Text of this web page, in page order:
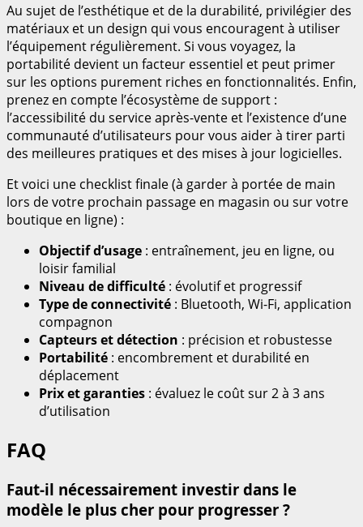
Au sujet de l’esthétique et de la durabilité, privilégier des
matériaux et un design qui vous encouragent à utiliser
l’équipement régulièrement. Si vous voyagez, la
portabilité devient un facteur essentiel et peut primer
sur les options purement riches en fonctionnalités. Enfin,
prenez en compte l’écosystème de support :
l’accessibilité du service après-vente et l’existence d’une
communauté d’utilisateurs pour vous aider à tirer parti
des meilleures pratiques et des mises à jour logicielles.
Et voici une checklist finale (à garder à portée de main
lors de votre prochain passage en magasin ou sur votre
boutique en ligne) :
Objectif d’usage : entraînement, jeu en ligne, ou
loisir familial
Niveau de difficulté : évolutif et progressif
Type de connectivité : Bluetooth, Wi-Fi, application
compagnon
Capteurs et détection : précision et robustesse
Portabilité : encombrement et durabilité en
déplacement
Prix et garanties : évaluez le coût sur 2 à 3 ans
d’utilisation
FAQ
Faut-il nécessairement investir dans le
modèle le plus cher pour progresser ?